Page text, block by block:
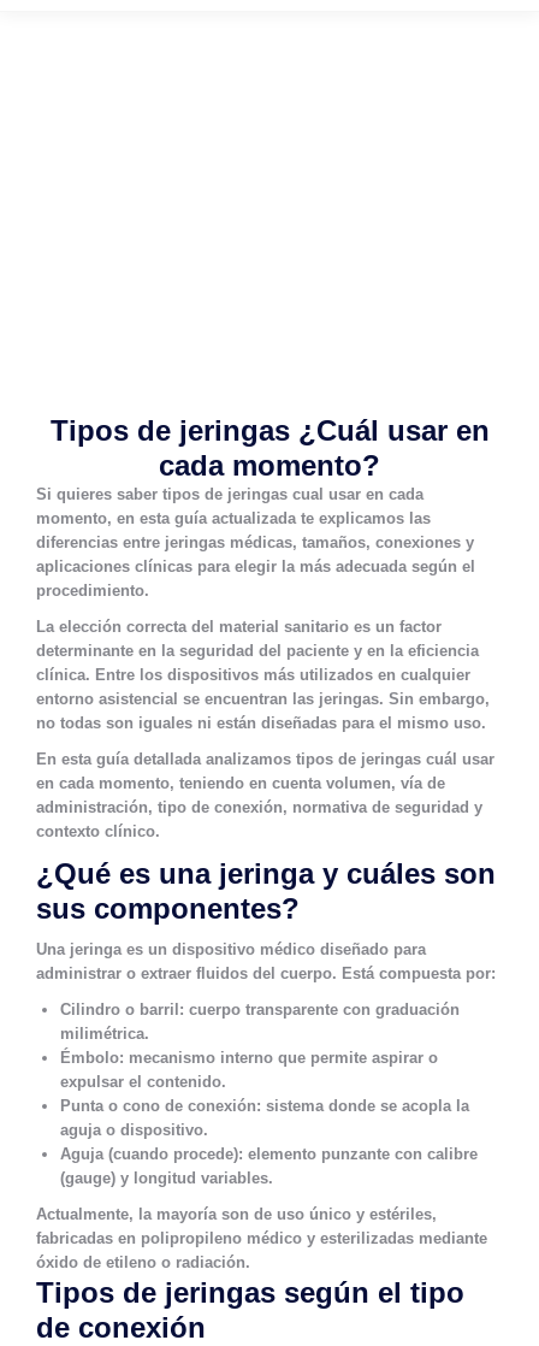
Tipos de jeringas ¿Cuál usar en
cada momento?
Si quieres saber tipos de jeringas cual usar en cada
momento, en esta guía actualizada te explicamos las
diferencias entre jeringas médicas, tamaños, conexiones y
aplicaciones clínicas para elegir la más adecuada según el
procedimiento.
La elección correcta del material sanitario es un factor
determinante en la seguridad del paciente y en la eficiencia
clínica. Entre los dispositivos más utilizados en cualquier
entorno asistencial se encuentran las jeringas. Sin embargo,
no todas son iguales ni están diseñadas para el mismo uso.
En esta guía detallada analizamos tipos de jeringas cuál usar
en cada momento, teniendo en cuenta volumen, vía de
administración, tipo de conexión, normativa de seguridad y
contexto clínico.
¿Qué es una jeringa y cuáles son
sus componentes?
Una jeringa es un dispositivo médico diseñado para
administrar o extraer fluidos del cuerpo. Está compuesta por:
Cilindro o barril : cuerpo transparente con graduación
milimétrica.
Émbolo: mecanismo interno que permite aspirar o
expulsar el contenido.
Punta o cono de conexión: sistema donde se acopla la
aguja o dispositivo.
Aguja(cuando procede): elemento punzante con calibre
(gauge) y longitud variables.
Actualmente, la mayoría son de uso único y estériles,
fabricadas en polipropileno médico y esterilizadas mediante
óxido de etileno o radiación.
Tipos de jeringas según el tipo
de conexión